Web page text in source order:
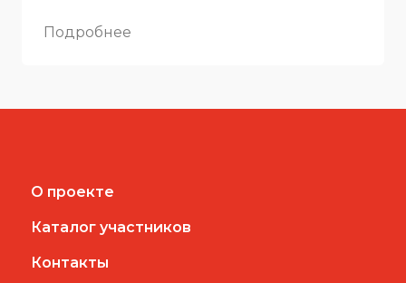
Подробнее
О проекте
Каталог участников
Контакты